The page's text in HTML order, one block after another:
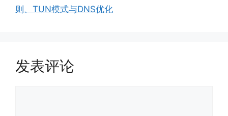
则、TUN模式与DNS优化
发表评论